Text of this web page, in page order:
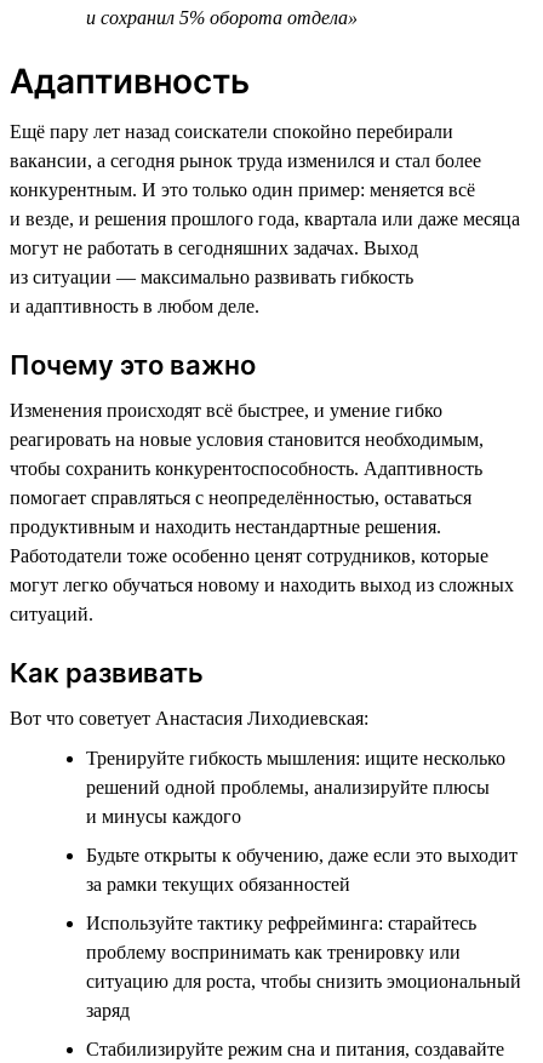
и сохранил 5% оборота отдела»
Адаптивность
Ещё пару лет назад соискатели спокойно перебирали
вакансии, а сегодня рынок труда изменился и стал более
конкурентным. И это только один пример: меняется всё
и везде, и решения прошлого года, квартала или даже месяца
могут не работать в сегодняшних задачах. Выход
из ситуации — максимально развивать гибкость
и адаптивность в любом деле.
Почему это важно
Изменения происходят всё быстрее, и умение гибко
реагировать на новые условия становится необходимым,
чтобы сохранить конкурентоспособность. Адаптивность
помогает справляться с неопределённостью, оставаться
продуктивным и находить нестандартные решения.
Работодатели тоже особенно ценят сотрудников, которые
могут легко обучаться новому и находить выход из сложных
ситуаций.
Как развивать
Вот что советует Анастасия Лиходиевская:
Тренируйте гибкость мышления: ищите несколько
решений одной проблемы, анализируйте плюсы
и минусы каждого
Будьте открыты к обучению, даже если это выходит
за рамки текущих обязанностей
Используйте тактику рефрейминга: старайтесь
проблему воспринимать как тренировку или
ситуацию для роста, чтобы снизить эмоциональный
заряд
Стабилизируйте режим сна и питания, создавайте